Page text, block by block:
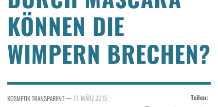
KÖNNEN DIE
WIMPERN BRECHEN?
Teilen:
KOSMETIK TRANSPARENT—17. MÄRZ 2015